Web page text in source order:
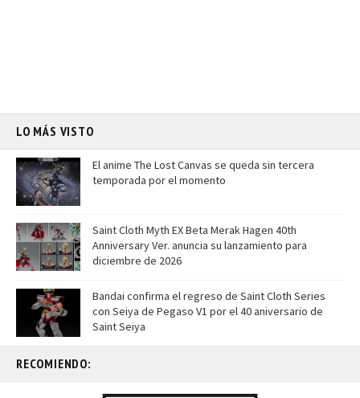
LO MÁS VISTO
El anime The Lost Canvas se queda sin tercera
temporada por el momento
Saint Cloth Myth EX Beta Merak Hagen 40th
Anniversary Ver. anuncia su lanzamiento para
diciembre de 2026
Bandai confirma el regreso de Saint Cloth Series
con Seiya de Pegaso V1 por el 40 aniversario de
Saint Seiya
RECOMIENDO: